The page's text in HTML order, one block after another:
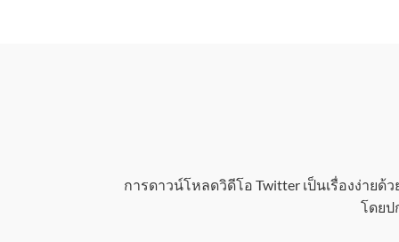
การดาวน์โหลดวิดีโอ Twitter เป็นเรื่องง่าย
โดย